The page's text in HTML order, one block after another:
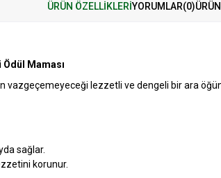
ÜRÜN ÖZELLIKLERIYORUMLAR(0)
Maması
vazgeçemeyeceği lezzetli ve dengeli bir ara
sağlar.
korunur.